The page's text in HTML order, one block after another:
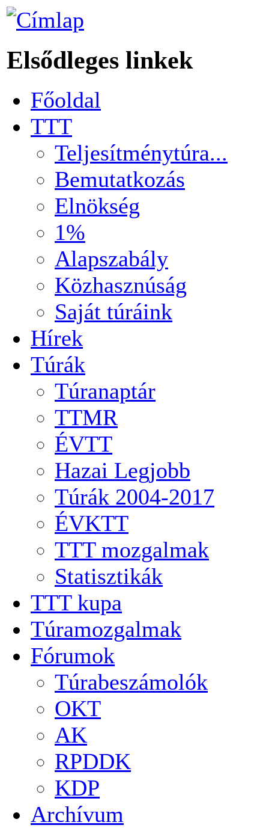
Elsődleges linkek
Főoldal
TTT
Teljesítménytúra...
Bemutatkozás
Elnökség
1%
Alapszabály
Közhasznúság
Saját túráink
Hírek
Túrák
Túranaptár
TTMR
ÉVTT
Hazai Legjobb
Túrák 2004-2017
ÉVKTT
TTT mozgalmak
Statisztikák
TTT kupa
Túramozgalmak
Fórumok
Túrabeszámolók
OKT
AK
RPDDK
KDP
Archívum